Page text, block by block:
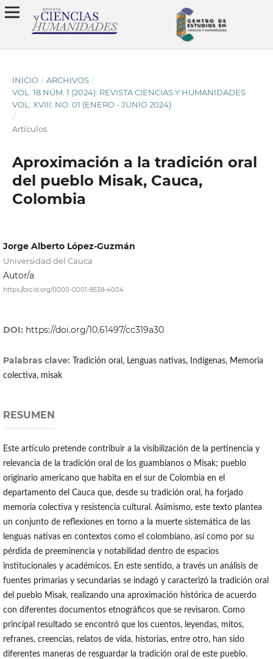
INICIO / ARCHIVOS /
VOL. 18 NÚM. 1 (2024): REVISTA CIENCIAS Y HUMANIDADES
VOL. XVIII: NO. 01 (ENERO - JUNIO 2024)
/
Artículos
Aproximación a la tradición oral
del pueblo Misak, Cauca,
Colombia
Jorge Alberto López-Guzmán
Universidad del Cauca
Autor/a
https://orcid.org/0000-0001-8538-4004
DOI: https://doi.org/10.61497/cc319a30
Palabras clave:
Tradición oral, Lenguas nativas, Indígenas, Memoria
colectiva, misak
RESUMEN
Este artículo pretende contribuir a la visibilización de la pertinencia y
relevancia de la tradición oral de los guambianos o Misak; pueblo
originario americano que habita en el sur de Colombia en el
departamento del Cauca que, desde su tradición oral, ha forjado
memoria colectiva y resistencia cultural. Asimismo, este texto plantea
un conjunto de reflexiones en torno a la muerte sistemática de las
lenguas nativas en contextos como el colombiano, así como por su
pérdida de preeminencia y notabilidad dentro de espacios
institucionales y académicos. En este sentido, a través un análisis de
fuentes primarias y secundarias se indagó y caracterizó la tradición oral
del pueblo Misak, realizando una aproximación histórica de acuerdo
con diferentes documentos etnográficos que se revisaron. Como
principal resultado se encontró que los cuentos, leyendas, mitos,
refranes, creencias, relatos de vida, historias, entre otro, han sido
diferentes maneras de resguardar la tradición oral de este pueblo.